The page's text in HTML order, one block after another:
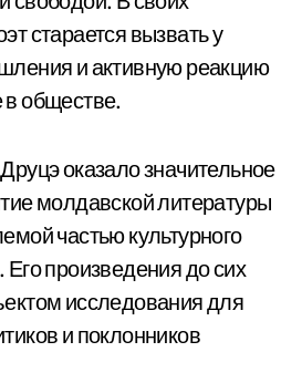
старается вызвать у
и активную реакцию
обществе.
оказало значительное
молдавской литературы
частью культурного
произведения до сих
исследования для
и поклонников